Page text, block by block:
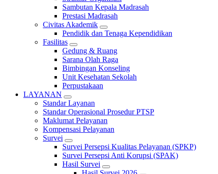
Sambutan Kepala Madrasah
Prestasi Madrasah
Civitas Akademik
Pendidik dan Tenaga Kependidikan
Fasilitas
Gedung & Ruang
Sarana Olah Raga
Bimbingan Konseling
Unit Kesehatan Sekolah
Perpustakaan
LAYANAN
Standar Layanan
Standar Operasional Prosedur PTSP
Maklumat Pelayanan
Kompensasi Pelayanan
Survei
Survei Persepsi Kualitas Pelayanan (SPKP)
Survei Persepsi Anti Korupsi (SPAK)
Hasil Survei